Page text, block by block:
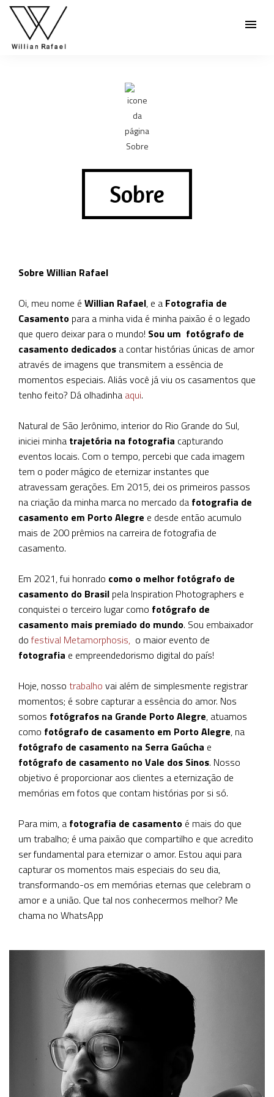
menu
Sobre
Sobre Willian Rafael
Oi, meu nome é Willian Rafael, e a Fotografia de
Casamento para a minha vida é minha paixão é o legado
que quero deixar para o mundo! Sou um fotógrafo de
casamento dedicados a contar histórias únicas de amor
através de imagens que transmitem a essência de
momentos especiais. Aliás você já viu os casamentos que
tenho feito? Dá olhadinha aqui.
Natural de São Jerônimo, interior do Rio Grande do Sul,
iniciei minha trajetória na fotografia capturando
eventos locais. Com o tempo, percebi que cada imagem
tem o poder mágico de eternizar instantes que
atravessam gerações. Em 2015, dei os primeiros passos
na criação da minha marca no mercado da fotografia de
casamento em Porto Alegre e desde então acumulo
mais de 200 prêmios na carreira de fotografia de
casamento.
Em 2021, fui honrado como o melhor fotógrafo de
casamento do Brasil pela Inspiration Photographers e
conquistei o terceiro lugar como fotógrafo de
casamento mais premiado do mundo. Sou embaixador
do festival Metamorphosis, o maior evento de
fotografia e empreendedorismo digital do país!
Hoje, nosso trabalho vai além de simplesmente registrar
momentos; é sobre capturar a essência do amor. Nos
somos fotógrafos na Grande Porto Alegre, atuamos
como fotógrafo de casamento em Porto Alegre, na
fotógrafo de casamento na Serra Gaúcha e
fotógrafo de casamento no Vale dos Sinos. Nosso
objetivo é proporcionar aos clientes a eternização de
memórias em fotos que contam histórias por si só.
Para mim, a fotografia de casamento é mais do que
um trabalho; é uma paixão que compartilho e que acredito
ser fundamental para eternizar o amor. Estou aqui para
capturar os momentos mais especiais do seu dia,
transformando-os em memórias eternas que celebram o
amor e a união. Que tal nos conhecermos melhor? Me
chama no WhatsApp